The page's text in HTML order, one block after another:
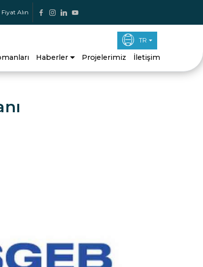
TR
Haberler Projelerimiz İletişim
Fiyat Alın